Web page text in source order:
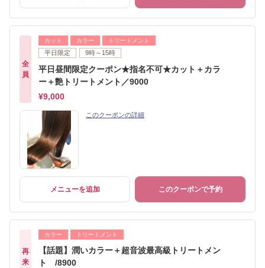
全
員
カット カラー トリートメント
平日限定 9時～15時
平日昼間限定クーポン★指名不可★カット＋カラ
ー＋艶トリートメント／9000
¥9,000
このクーポンの詳細
メニューを追加 このクーポンで予約
再
来
カラー トリートメント
【話題】潤いカラー＋超音波最高級トリートメン
ト /8900